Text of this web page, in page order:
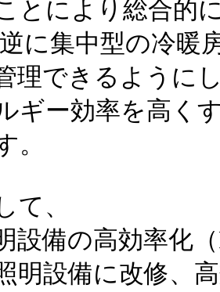
とにより総合的
に集中型の冷暖
理できるように
ギー効率を高く
。
て、
設備の高効率化
明設備に改修、